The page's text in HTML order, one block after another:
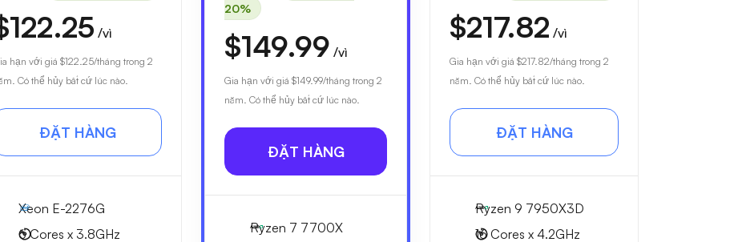
/vì
hạn với giá $122.25/tháng trong 2
Có thể hủy bất cứ lúc nào.
ĐẶT HÀNG
Xeon E-2276G
6 Cores x 3.8GHz
20%
$149.99 /vì
Gia hạn với giá $149.99/tháng trong 2
năm. Có thể hủy bất cứ lúc nào.
ĐẶT HÀNG
Ryzen 7 7700X
$217.82 /vì
Gia hạn với giá $217.82/tháng trong 2
năm. Có thể hủy bất cứ lúc nào.
ĐẶT HÀNG
Ryzen 9 7950X3D
16 Cores x 4.2GHz